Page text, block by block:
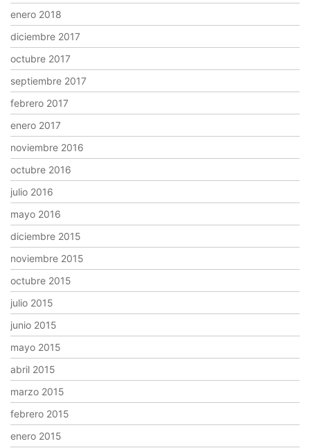
enero 2018
diciembre 2017
octubre 2017
septiembre 2017
febrero 2017
enero 2017
noviembre 2016
octubre 2016
julio 2016
mayo 2016
diciembre 2015
noviembre 2015
octubre 2015
julio 2015
junio 2015
mayo 2015
abril 2015
marzo 2015
febrero 2015
enero 2015